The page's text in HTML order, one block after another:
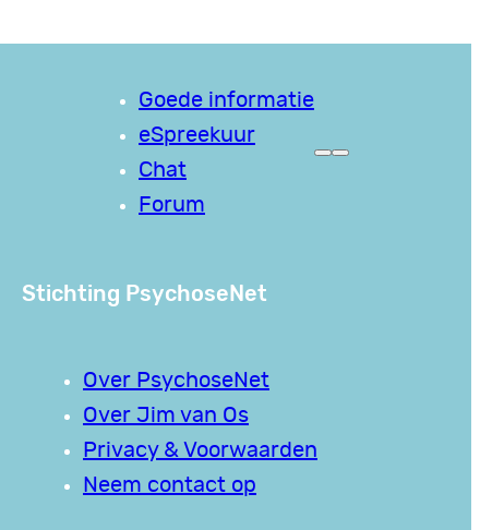
Goede informatie
eSpreekuur
Chat
Forum
Stichting PsychoseNet
Over PsychoseNet
Over Jim van Os
Privacy & Voorwaarden
Neem contact op